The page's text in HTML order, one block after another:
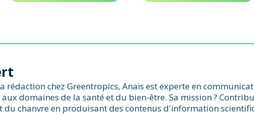
rédaction chez Greentropics, Anaïs est experte en
domaines de la santé et du bien-être. Sa mission ?
du chanvre en produisant des contenus d'information